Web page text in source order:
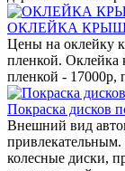
ОКЛЕЙКА
Цены на оклейку
пленкой. Оклейка
пленкой - 17000р,
Покраска дисков
Внешний вид
колесные диски,